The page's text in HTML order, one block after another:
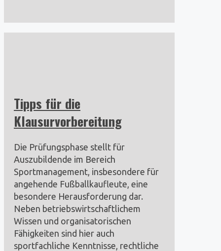
Tipps für die
Klausurvorbereitung
Die Prüfungsphase stellt für
Auszubildende im Bereich
Sportmanagement, insbesondere für
angehende Fußballkaufleute, eine
besondere Herausforderung dar.
Neben betriebswirtschaftlichem
Wissen und organisatorischen
Fähigkeiten sind hier auch
sportfachliche Kenntnisse, rechtliche